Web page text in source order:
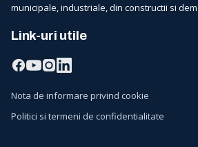
municipale, industriale, din constructii si
Link-uri utile
Nota de informare privind cookie
Politici si termeni de confidentialitate